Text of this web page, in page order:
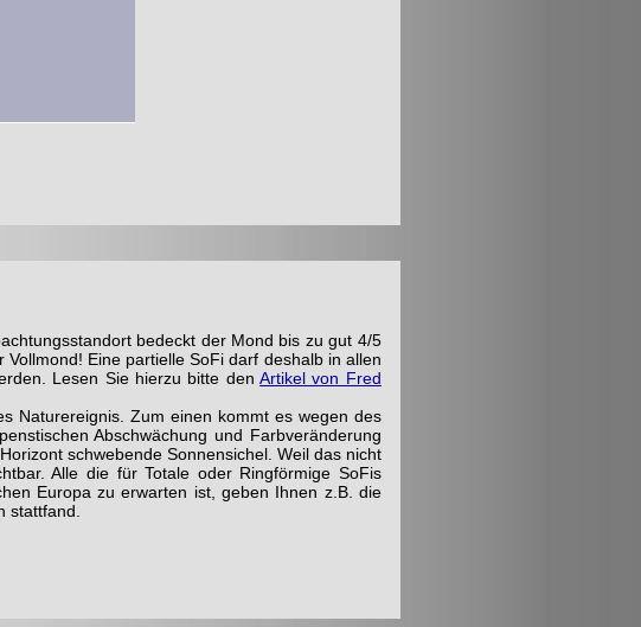
bedeckt der Mond bis zu gut 4/5
Eine partielle SoFi darf deshalb in allen
Lesen Sie hierzu bitte denArtikel von Fred
Naturereignis. Zum einen kommt es wegen des
Abschwächung und Farbveränderung
schwebende Sonnensichel. Weil das nicht
Alle die für Totale oder Ringförmige SoFis
Europa zu erwarten ist, geben Ihnen z.B. die
stattfand.